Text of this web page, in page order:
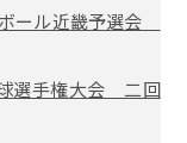
ール近畿予選会
選手権大会 二回